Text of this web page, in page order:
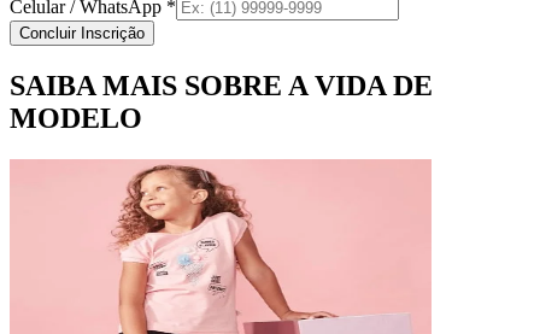
Celular / WhatsApp *
Concluir Inscrição
SAIBA MAIS SOBRE A VIDA DE
MODELO